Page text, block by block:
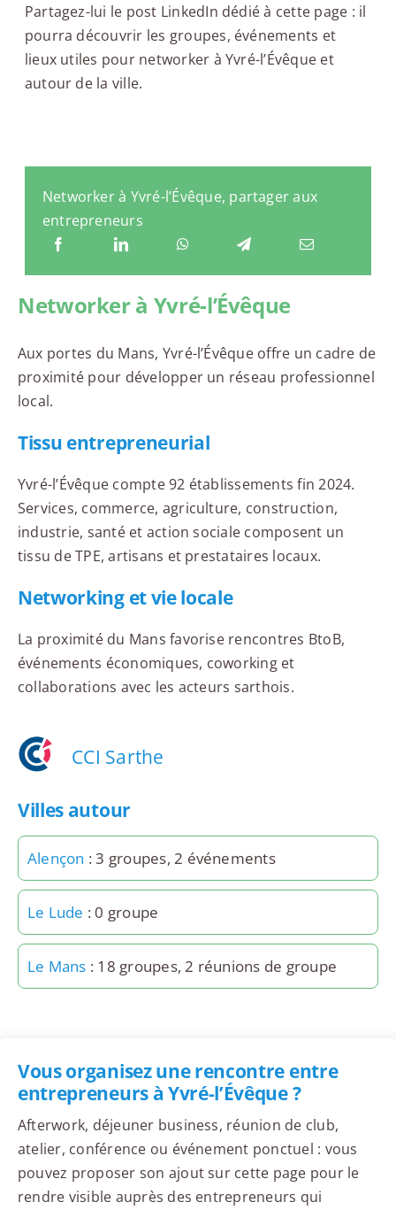
Partagez-lui le post LinkedIn dédié à cette page : il
pourra découvrir les groupes, événements et
lieux utiles pour networker à Yvré-l’Évêque et
autour de la ville.
Networker à Yvré-l’Évêque, partager aux
entrepreneurs
Networker à Yvré-l’Évêque
Aux portes du Mans, Yvré-l’Évêque offre un cadre de
proximité pour développer un réseau professionnel
local.
Tissu entrepreneurial
Yvré-l’Évêque compte 92 établissements fin 2024.
Services, commerce, agriculture, construction,
industrie, santé et action sociale composent un
tissu de TPE, artisans et prestataires locaux.
Networking et vie locale
La proximité du Mans favorise rencontres BtoB,
événements économiques, coworking et
collaborations avec les acteurs sarthois.
CCI Sarthe
Villes autour
Alençon : 3 groupes, 2 événements
Le Lude : 0 groupe
Le Mans : 18 groupes, 2 réunions de groupe
Vous organisez une rencontre entre
entrepreneurs à Yvré-l’Évêque ?
Afterwork, déjeuner business, réunion de club,
atelier, conférence ou événement ponctuel : vous
pouvez proposer son ajout sur cette page pour le
rendre visible auprès des entrepreneurs qui